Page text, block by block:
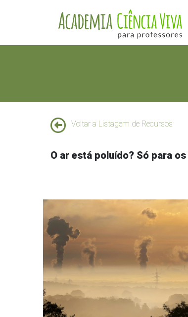
Voltar a Listagem de Recursos
O ar está poluído? Só para